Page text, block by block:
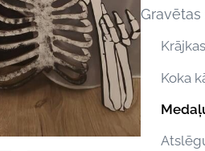
Koka